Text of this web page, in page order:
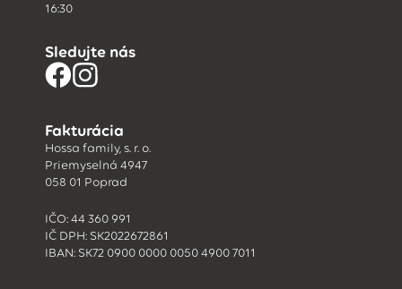
16:30
Sledujte nás
Fakturácia
Hossa family, s. r. o.
Priemyselná 4947
058 01 Poprad
IČO: 44 360 991
IČ DPH: SK2022672861
IBAN: SK72 0900 0000 0050 4900 7011